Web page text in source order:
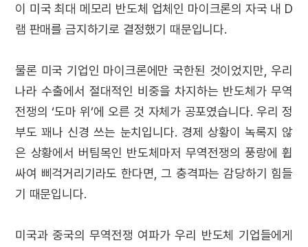
이 미국 최대 메모리 반도체 업체인 마이크론의 자국 내 D
램 판매를 금지하기로 결정했기 때문입니다.
물론 미국 기업인 마이크론에만 국한된 것이었지만, 우리
나라 수출에서 절대적인 비중을 차지하는 반도체가 무역
전쟁의 ‘도마 위’에 오른 것 자체가 공포였습니다. 우리 정
부도 꽤나 신경 쓰는 눈치입니다. 경제 상황이 녹록지 않
은 상황에서 버팀목인 반도체마저 무역전쟁의 풍랑에 휩
싸여 삐걱거리기라도 한다면, 그 충격파는 감당하기 힘들
기 때문입니다.
미국과 중국의 무역전쟁 여파가 우리 반도체 기업들에게